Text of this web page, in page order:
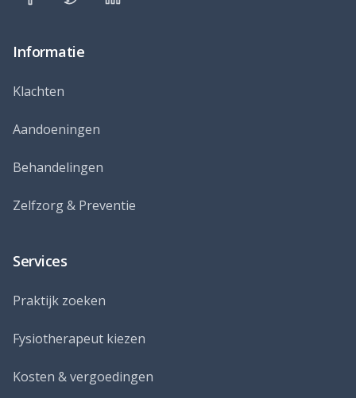
Informatie
Klachten
Aandoeningen
Behandelingen
Zelfzorg & Preventie
Services
Praktijk zoeken
Fysiotherapeut kiezen
Kosten & vergoedingen